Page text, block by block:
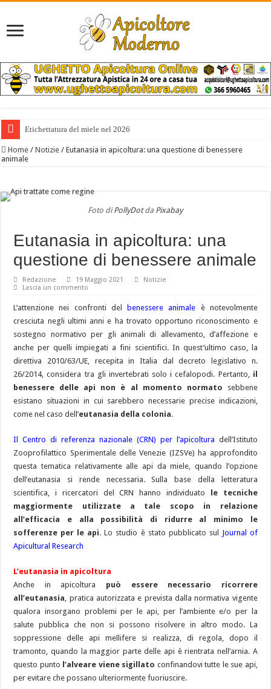
Etichettatura del miele nel 2026
Home / Notizie / Eutanasia in apicoltura: una questione di benessere
animale
Foto diPollyDotda Pixabay
Eutanasia in apicoltura: una
questione di benessere animale
Redazione 19 Maggio 2021
Notizie
Lascia un commento
L’attenzione nei confronti del benessere animale è notevolmente
cresciuta negli ultimi anni e ha trovato opportuno riconoscimento e
sostegno normativo per gli animali di allevamento, d’affezione e
anche per quelli impiegati a fini scientifici. In quest’ultimo caso, la
direttiva 2010/63/UE, recepita in Italia dal decreto legislativo n.
26/2014, considera tra gli invertebrati solo i cefalopodi. Pertanto,
il
benessere delle api non è al momento normato sebbene
esistano situazioni in cui sarebbero necessarie precise indicazioni,
come nel caso dell’eutanasia della colonia.
Il Centro di referenza nazionale (CRN) per l’apicoltura dell’Istituto
Zooprofilattico Sperimentale delle Venezie (IZSVe) ha approfondito
questa tematica relativamente alle api da miele, quando l’opzione
dell’eutanasia si rende necessaria. Sulla base della letteratura
scientifica, i ricercatori del CRN hanno individuato le tecniche
maggiormente utilizzate a tale scopo in relazione
all’efficacia e alla possibilità di ridurre al minimo le
sofferenze per le api. Lo studio è stato pubblicato sul Journal of
Apicultural Research
L’eutanasia in apicoltura
Anche in apicoltura può essere necessario ricorrere
all’eutanasia , pratica autorizzata e prevista dalla normativa vigente
qualora insorgano problemi per le api, per l’ambiente e/o per la
salute pubblica che non si possono risolvere in altro modo. La
soppressione delle api mellifere si realizza, di regola, dopo il
tramonto, quando la maggior parte delle api è rientrata nell’arnia. A
questo punto l’alveare viene sigillato confinandovi tutte le sue api,
per evitare che possano ulteriormente fuoriuscire.